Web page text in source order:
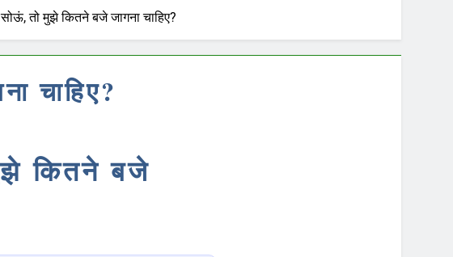
तो मुझे कितने बजे जागना चाहिए?
चाहिए?
कितने बजे